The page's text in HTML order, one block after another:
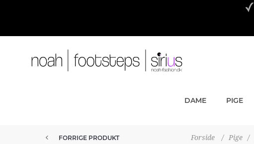
DAME PIGE
Forside / Pige /
FORRIGE PRODUKT